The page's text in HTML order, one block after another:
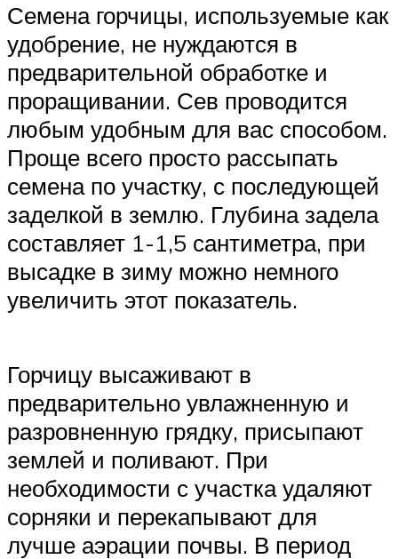
Семена горчицы, используемые как
удобрение, не нуждаются в
предварительной обработке и
проращивании. Сев проводится
любым удобным для вас способом.
Проще всего просто рассыпать
семена по участку, с последующей
заделкой в землю. Глубина задела
составляет 1-1,5 сантиметра, при
высадке в зиму можно немного
увеличить этот показатель.
Горчицу высаживают в
предварительно увлажненную и
разровненную грядку, присыпают
землей и поливают. При
необходимости с участка удаляют
сорняки и перекапывают для
лучше аэрации почвы. В период